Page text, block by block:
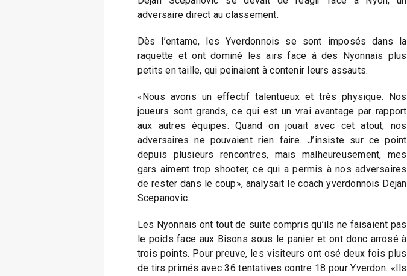
adversaire direct au classement.
Dès l’entame, les Yverdonnois se sont imposés dans la
raquette et ont dominé les airs face à des Nyonnais plus
petits en taille, qui peinaient à contenir leurs assauts.
«Nous avons un effectif talentueux et très physique. Nos
joueurs sont grands, ce qui est un vrai avantage par rapport
aux autres équipes. Quand on jouait avec cet atout, nos
adversaires ne pouvaient rien faire. J’insiste sur ce point
depuis plusieurs rencontres, mais malheureusement, mes
gars aiment trop shooter, ce qui a permis à nos adversaires
de rester dans le coup», analysait le coach yverdonnois Dejan
Scepanovic.
Les Nyonnais ont tout de suite compris qu’ils ne faisaient pas
le poids face aux Bisons sous le panier et ont donc arrosé à
trois points. Pour preuve, les visiteurs ont osé deux fois plus
de tirs primés avec 36 tentatives contre 18 pour Yverdon. «Ils